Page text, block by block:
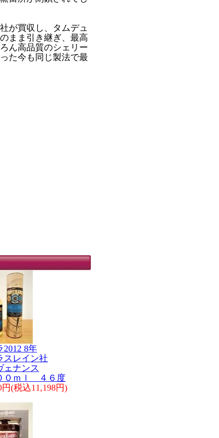
が買収し、タムデュ
まま引き継ぎ、最高
ん高品質のシェリー
た今も同じ製法で最
2012 8年
スレイン社
ェナンス
ｍｌ ４６度
円(税込11,198円)